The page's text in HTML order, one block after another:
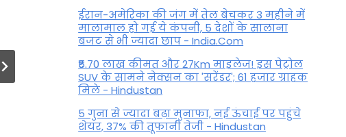
Aaj Ka Rashifal: मिथुन को
मिलेगी तरक्की, कन्या वाले करें
समझदारी से काम, जानें बाकी
राशियों का हाल
ysduevcTY9 December 26, 2025
ईरान-अमेरिका की जंग में तेल बेचकर 3 महीने में
मालामाल हो गई ये कंपनी, 5 देशों के सालाना
बजट से भी ज्यादा छाप - India.Com
₹5.70 लाख कीमत और 27Km माइलेज! इस पेट्रोल
SUV के सामने नेक्सन का 'सरेंडर'; 61 हजार ग्राहक
मिले - Hindustan
5 गुना से ज्यादा बढ़ा मुनाफा, नई ऊंचाई पर पहुंचे
शेयर, 37% की तूफानी तेजी - Hindustan